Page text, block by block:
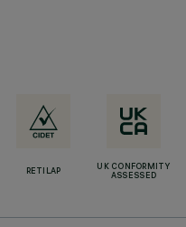
RETILAP
UK CONFORMITY
ASSESSED